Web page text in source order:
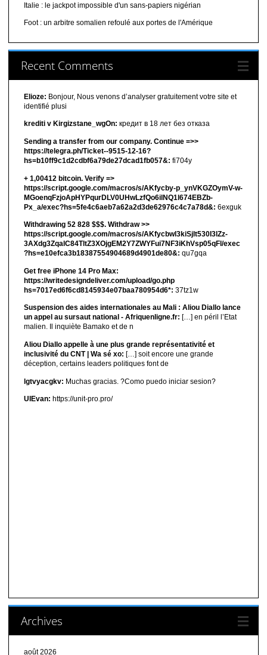
Italie : le jackpot impossible d'un sans-papiers nigérian
Foot : un arbitre somalien refoulé aux portes de l'Amérique
Recent Comments
Elioze: Bonjour, Nous venons d’analyser gratuitement votre site et
identifié plusi
krediti v Kirgizstane_wgOn: кредит в 18 лет без отказа
Sending a transfer from our company. Continue =>>
https://telegra.ph/Ticket--9515-12-16?
hs=b10ff9c1d2cdbf6a79de27dcad1fb057&: fi704y
+ 1,00412 bitсоin. Verify =>
https://script.google.com/macros/s/AKfycby-p_ynVKGZOymV-w-
MGoenqFzjoApHYPqurDLV0UHwLzfQo6ilNQ1l674EBZb-
Px_a/exec?hs=5fe4c6aeb7a62a2d3de62976c4c7a78d&: 6exguk
Withdrawing 52 828 $$$. Withdrаw >>
https://script.google.com/macros/s/AKfycbwl3kiSjlt530I3lZz-
3AXdg3ZqalC84TltZ3XOjgEM2Y7ZWYFui7NF3iKhVsp05qFl/exec
?hs=e10efca3b18387554904689d4901de80&: qu7gqa
Get free iPhone 14 Pro Max:
https://writedesigndeliver.com/upload/go.php
hs=7017ed6f6cd8145934e07baa780954d6*: 37tz1w
Suspension des aides internationales au Mali : Aliou Diallo lance
un appel au sursaut national - Afriquenligne.fr: […] en péril l’Etat
malien. Il inquiète Bamako et de n
Aliou Diallo appelle à une plus grande représentativité et
inclusivité du CNT | Wa sé xo: […] soit encore une grande
déception, certains leaders politiques font de
lgtvyacgkv: Muchas gracias. ?Como puedo iniciar sesion?
UIEvan: https://unit-pro.pro/
Archives
août 2026